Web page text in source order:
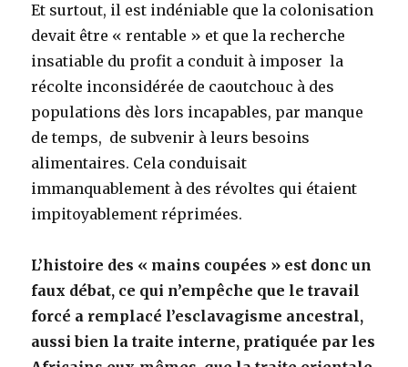
Et surtout, il est indéniable que la colonisation
devait être « rentable » et que la recherche
insatiable du profit a conduit à imposer la
récolte inconsidérée de caoutchouc à des
populations dès lors incapables, par manque
de temps, de subvenir à leurs besoins
alimentaires. Cela conduisait
immanquablement à des révoltes qui étaient
impitoyablement réprimées.
L’histoire des « mains coupées » est donc un
faux débat, ce qui n’empêche que le travail
forcé a remplacé l’esclavagisme ancestral,
aussi bien la traite interne, pratiquée par les